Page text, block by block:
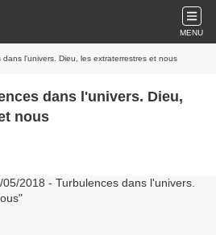
MENU
l'univers. Dieu, les extraterrestres et nous
dans l'univers. Dieu,
nous